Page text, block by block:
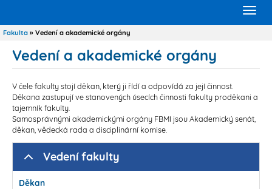
Drobečková
Fakulta Vedení a akademické orgány
Vedení a akademické orgány
V čele fakulty stojí děkan, který ji řídí a odpovídá za její činnost.
Děkana zastupují ve stanovených úsecích činnosti fakulty proděkani a
tajemník fakulty.
Samosprávnými akademickými orgány FBMI jsou Akademický senát,
děkan, vědecká rada a disciplinární komise.
Vedení fakulty
Děkan